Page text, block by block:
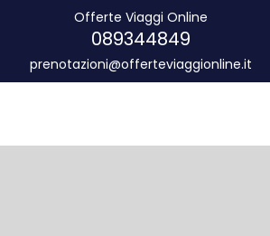
Offerte Viaggi Online
089344849
prenotazioni@offerteviaggionline.it